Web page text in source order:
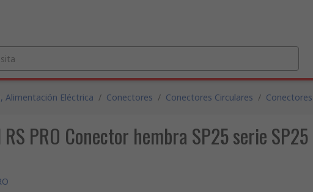
Alimentación Eléctrica / Conectores / Conectores Circulares /
PRO Conector hembra SP25 serie SP25